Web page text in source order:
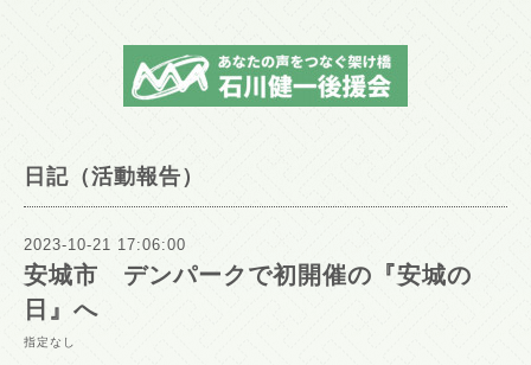
日記（活動報告）
2023-10-21 17:06:00
安城市 デンパークで初開催の『安城の
日』へ
指定なし